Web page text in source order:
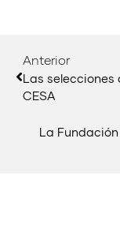
Anterior
Las selecciones
CESA
La